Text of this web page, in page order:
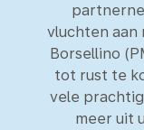
vluchten aan
Borsellino
tot rust te
vele
meer uit